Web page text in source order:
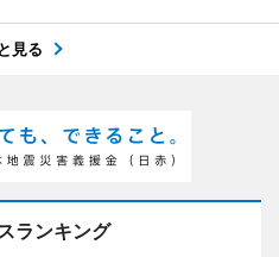
見る
ランキング